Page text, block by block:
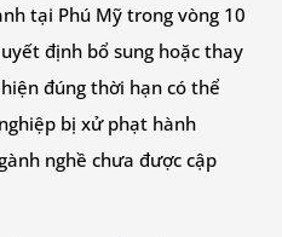
tại Phú Mỹ trong vòng 10
định bổ sung hoặc thay
đúng thời hạn có thể
bị xử phạt hành
nghề chưa được cập